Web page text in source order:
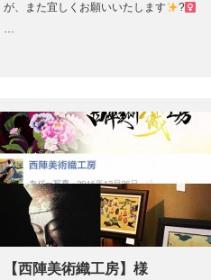
が、また宜しくお願いいたします
?‍
…
【西陣美術織工房】様